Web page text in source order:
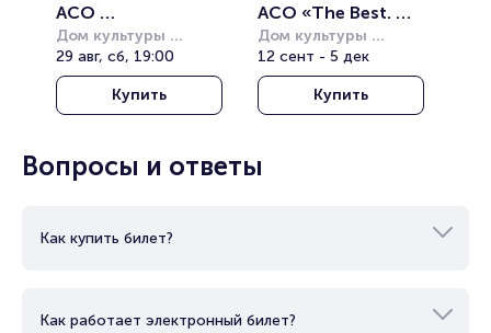
Организаторам
ACO
«Симфонический
Сектор газа и
другие панки»
Дом культуры
«Ростсельмаш»
29 авг, сб, 19:00
Купить
ACO «The Best.
Мировые
Саундтреки при
свечах»
Дом культуры
«Ростсельмаш»
12 сент - 5 дек
Купить
Вопросы и ответы
Как купить билет?
Как работает электронный билет?